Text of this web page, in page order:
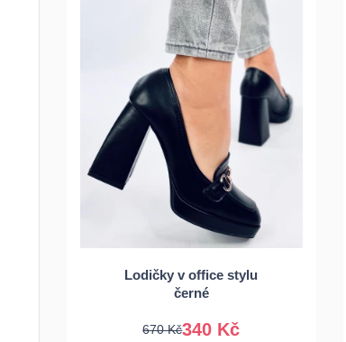
Lodičky v office stylu
černé
340 Kč
670 Kč
38 39
40 41